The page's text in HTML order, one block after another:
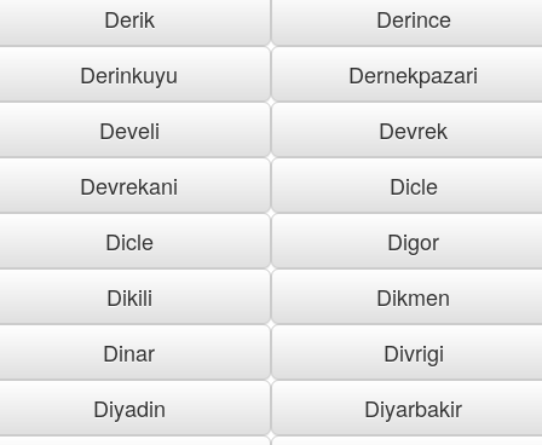
Derik
Derince
Derinkuyu
Dernekpazari
Develi
Devrek
Devrekani
Dicle
Dicle
Digor
Dikili
Dikmen
Dinar
Divrigi
Diyadin
Diyarbakir